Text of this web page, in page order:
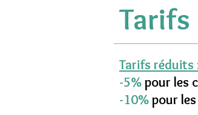
Tarifs
Tarifs réduits
-5%pour les
-10%pour